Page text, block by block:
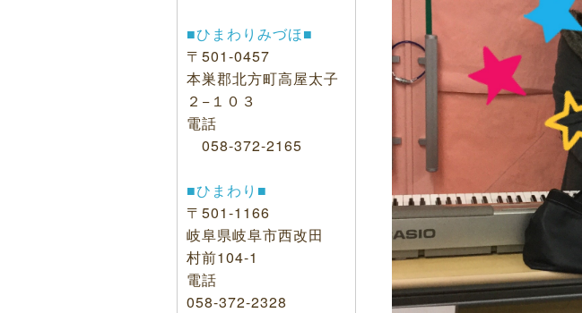
■ひまわりみづほ■
〒501-0457
本巣郡北方町高屋太子
２−１０３
電話
058-372-2165
■ひまわり■
〒501-1166
岐阜県岐阜市西改田
村前104-1
電話
058-372-2328